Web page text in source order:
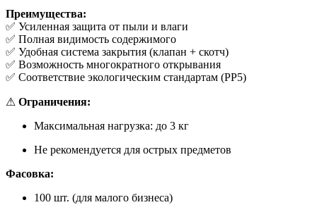
Преимущества:
✅ Усиленная защита от пыли и влаги
✅ Полная видимость содержимого
✅ Удобная система закрытия (клапан + скотч)
✅ Возможность многократного открывания
✅ Соответствие экологическим стандартам (PP5)
⚠ Ограничения:
Максимальная нагрузка: до 3 кг
Не рекомендуется для острых предметов
Фасовка:
100 шт. (для малого бизнеса)